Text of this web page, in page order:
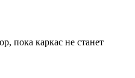
пока каркас не станет